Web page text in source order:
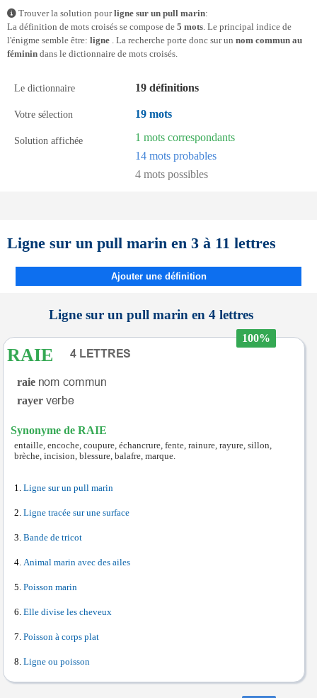
Trouver la solution pourligne sur un pull marin:
La définition de mots croisés se compose de 5 mots. Le principal indice de
l'énigme semble être: ligne . La recherche porte donc sur un nom commun au
féminin dans le dictionnaire de mots croisés.
Le dictionnaire 19 définitions
Votre sélection 19 mots
Solution affichée
1 mots correspondants
14 mots probables
4 mots possibles
Ligne sur un pull marin en 3 à 11 lettres
Ajouter une définition
Ligne sur un pull marin en 4 lettres
100%
RAIE
raie
rayer
Synonyme de RAIE
entaille, encoche, coupure, échancrure, fente, rainure, rayure, sillon,
brèche, incision, blessure, balafre, marque.
Ligne sur un pull marin
Ligne tracée sur une surface
Bande de tricot
Animal marin avec des ailes
Poisson marin
Elle divise les cheveux
Poisson à corps plat
Ligne ou poisson